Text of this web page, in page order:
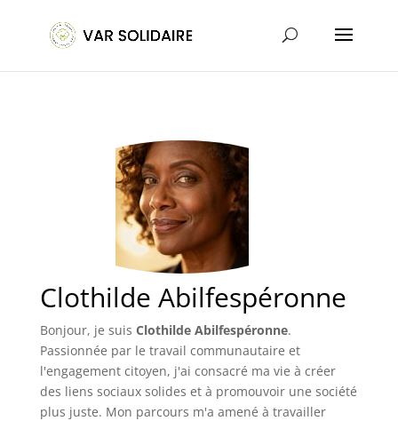
Clothilde Abilfespéronne
Bonjour, je suis Clothilde Abilfespéronne.
Passionnée par le travail communautaire et
l'engagement citoyen, j'ai consacré ma vie à créer
des liens sociaux solides et à promouvoir une société
plus juste. Mon parcours m'a amené à travailler